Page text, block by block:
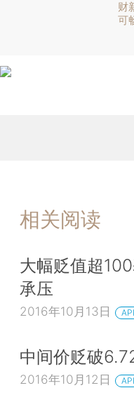
财
可
相关阅读
大幅贬值超
承压
2016年10月13日
中间价贬破
2016年10月12日